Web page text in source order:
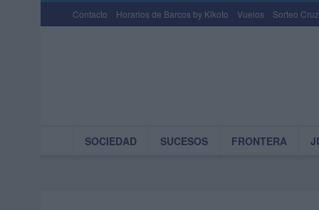
Contacto Horarios de Barcos by Kikoto Vuelos Sorteo
SOCIEDAD SUCESOS FRONTERA